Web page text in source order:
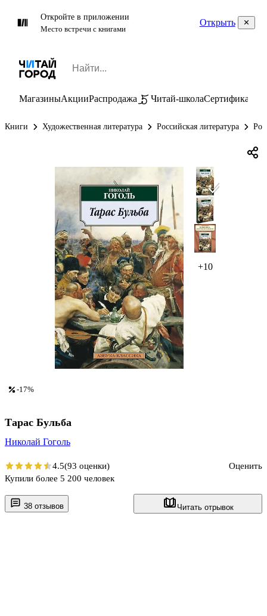
Откройте в приложении
Место встречи с книгами
Открыть
МагазиныАкцииРаспродажа Читай-школаСертификаты
Книги Художественная литература Российская литература
+10
38 отзывов Читать отрывок
-17%
Тарас Бульба
Николай Гоголь
4.5(93 оценки)
Оценить
Купили более 5 200 человек